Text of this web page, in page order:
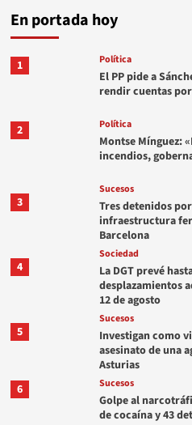
En portada hoy
1 Política
El PP pide a
rendir cuentas
2 Política
Montse Mínguez:
incendios,
3
Sucesos
Tres detenidos
infraestructura
Barcelona
4
Sociedad
La DGT prevé
desplazamientos
12 de agosto
5
Sucesos
Investigan como
asesinato de una
Asturias
6
Sucesos
Golpe al
de cocaína y 43